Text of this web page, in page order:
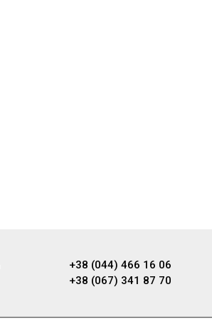
+38 (044) 466 16 06
+38 (067) 341 87 70